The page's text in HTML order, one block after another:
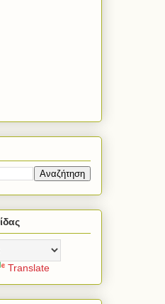
Translate